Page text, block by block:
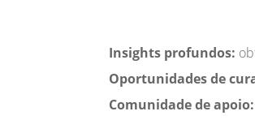
Insights profundos:
Oportunidades de
Comunidade de apoio: